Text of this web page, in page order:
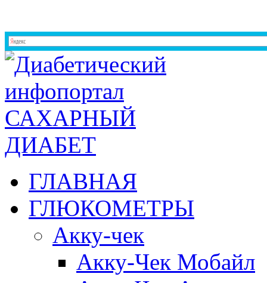
ГЛАВНАЯ
ГЛЮКОМЕТРЫ
Акку-чек
Акку-Чек Мобайл